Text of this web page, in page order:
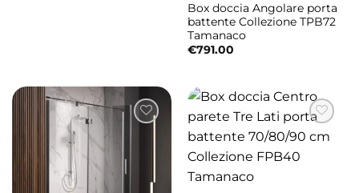
Box doccia Angolare porta
battente Collezione TPB72
Tamanaco
€791.00